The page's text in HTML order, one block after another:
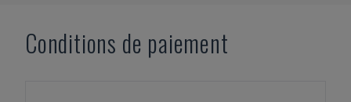
Conditions de paiement